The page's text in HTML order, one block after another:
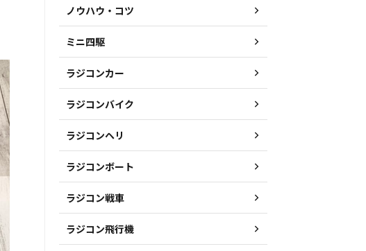
ノウハウ・コツ
ミニ四駆
ラジコンカー
ラジコンバイク
ラジコンヘリ
ラジコンボート
ラジコン戦車
ラジコン飛行機